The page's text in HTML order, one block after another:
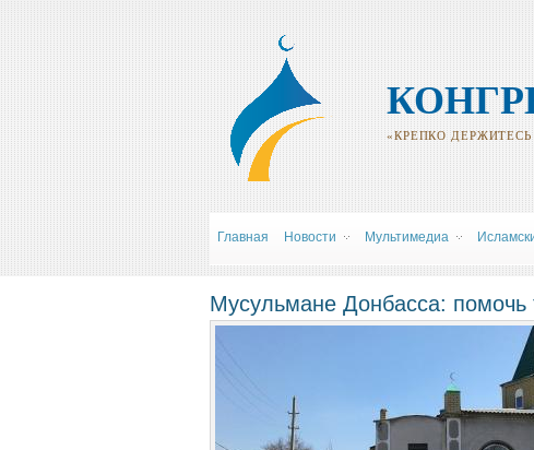
«КРЕПКО
Главная Новости Мультимедиа
Мусульмане Донбасса: помочь